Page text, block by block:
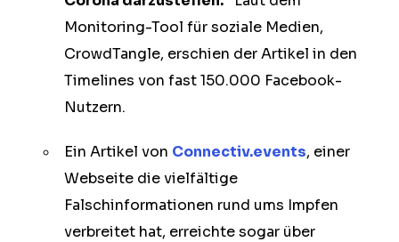
Monitoring-Tool für soziale Medien,
CrowdTangle, erschien der Artikel in den
Timelines von fast 150.000 Facebook-
Nutzern.
Ein Artikel von Connectiv.events, einer
Webseite die vielfältige
Falschinformationen rund ums Impfen
verbreitet hat, erreichte sogar über